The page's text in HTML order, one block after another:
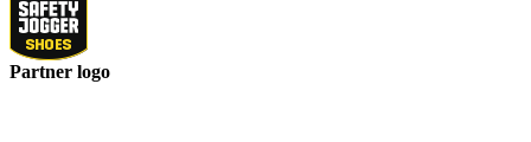
Partner logo